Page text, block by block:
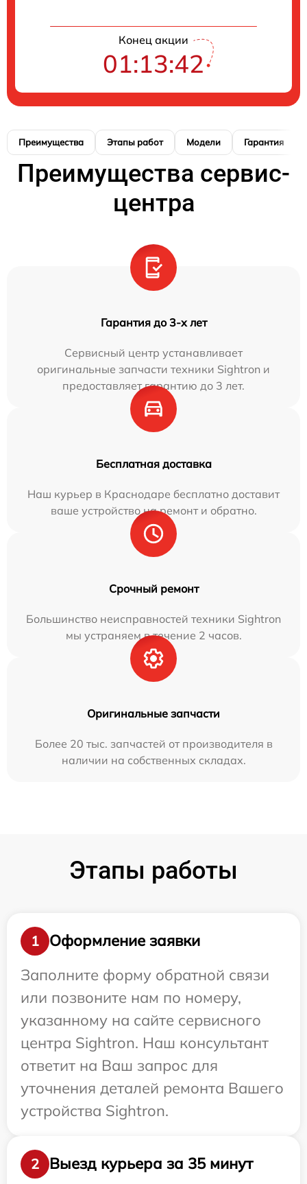
Конец акции
01:13:42
Преимущества Этапы работ Модели Гарантия
Преимущества сервис-
центра
Гарантия до 3-х лет
Сервисный центр устанавливает
оригинальные запчасти техники Sightron и
предоставляет гарантию до 3 лет.
Бесплатная доставка
Наш курьер в Краснодаре бесплатно доставит
ваше устройство на ремонт и обратно.
Срочный ремонт
Большинство неисправностей техники Sightron
мы устраняем в течение 2 часов.
Оригинальные запчасти
Более 20 тыс. запчастей от производителя в
наличии на собственных складах.
Этапы работы
1
Оформление заявки
Заполните форму обратной связи
или позвоните нам по номеру,
указанному на сайте сервисного
центра Sightron. Наш консультант
ответит на Ваш запрос для
уточнения деталей ремонта Вашего
устройства Sightron.
2 Выезд курьера за 35 минут